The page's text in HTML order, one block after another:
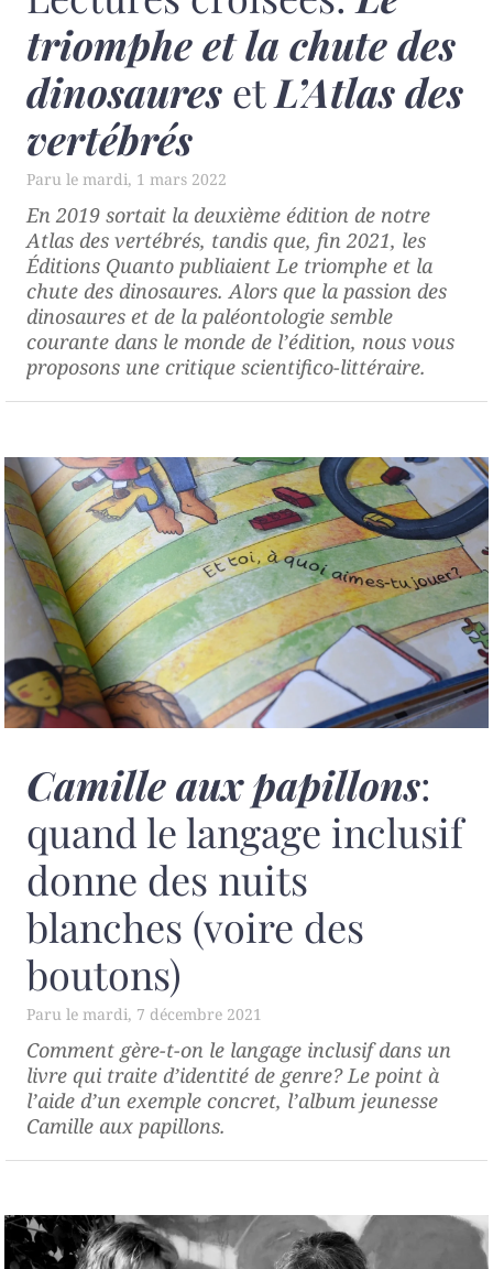
triomphe et la chute des
dinosaures etL’Atlas des
vertébrés
mardi, 1 mars 2022
En 2019 sortait la deuxième édition de notre
Atlas des vertébrés, tandis que, fin 2021, les
Éditions Quanto publiaientLe triomphe et la
chute des dinosaures. Alors que la passion des
dinosaures et de la paléontologie semble
courante dans le monde de l’édition, nous vous
proposons une critique scientifico-littéraire.
Camille aux papillons:
quand le langage inclusif
donne des nuits
blanches (voire des
boutons)
mardi, 7 décembre 2021
Comment gère-t-on le langage inclusif dans un
livre qui traite d’identité de genre? Le point à
l’aide d’un exemple concret, l’album jeunesse
Camille aux papillons.